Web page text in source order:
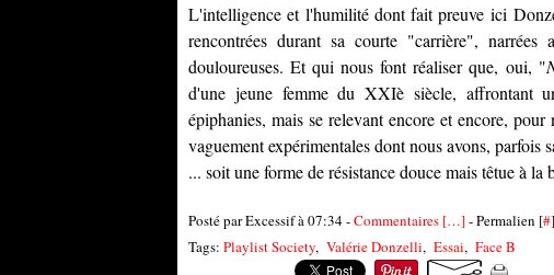
L'intelligence et l'humilité dont fait preuve ici
rencontrées durant sa courte "carrière", narrées
douloureuses. Et qui nous font réaliser que, oui, "
d'une jeune femme du XXIè siècle, affrontant
épiphanies, mais se relevant encore et encore,
vaguement expérimentales dont nous avons, parfois
... soit une forme de résistance douce mais têtue à la
Posté par Excessif à 07:34 -Commentaires […]- Permalien [#]
Tags: Playlist Society, Valérie Donzelli, Essai, Face B